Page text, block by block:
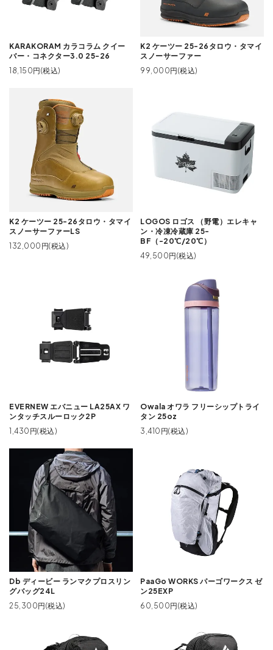
KARAKORAM カラコラム クイー
バー・コネクター3.0 25-26
18,150円(税込)
K2 ケーツー 25-26タロウ・タマイ
スノーサーファー
99,000円(税込)
K2 ケーツー 25-26タロウ・タマイ
スノーサーファーLS
132,000円(税込)
LOGOS ロゴス （野電）エレキャ
ン・冷凍冷蔵庫 25-
BF（-20℃/20℃）
49,500円(税込)
EVERNEW エバニュー LA25AX ワ
ンタッチスルーロック2P
1,430円(税込)
Owala オワラ フリーシップトライ
タン 25oz
3,410円(税込)
Db ディービー ランマクプロスリン
グバッグ24L
25,300円(税込)
PaaGo WORKS パーゴワークス ゼ
ン25EXP
60,500円(税込)